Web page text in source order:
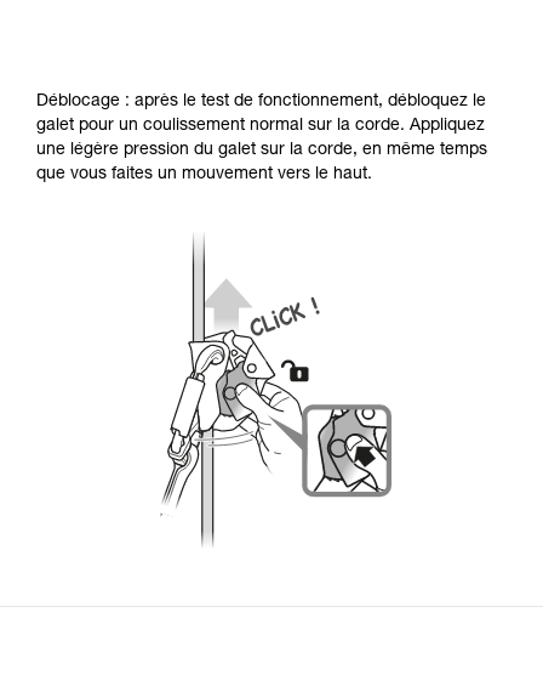
Déblocage : après le test de fonctionnement, débloquez le
galet pour un coulissement normal sur la corde. Appliquez
une légère pression du galet sur la corde, en même temps
que vous faites un mouvement vers le haut.